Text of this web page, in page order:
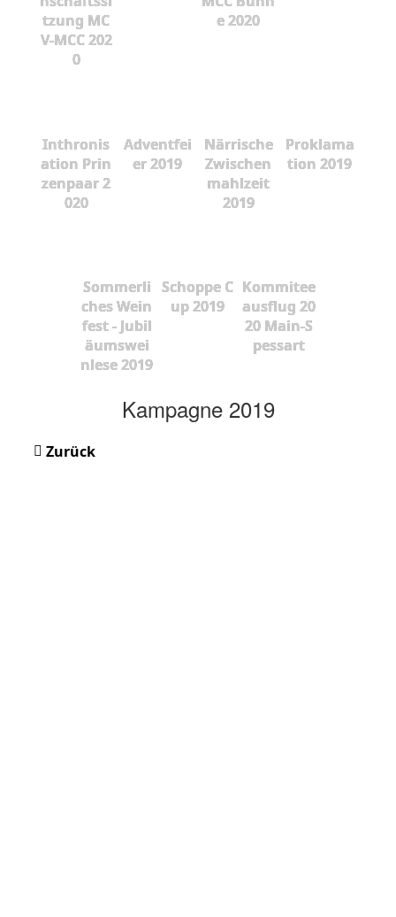
tzung MC
V-MCC 202
0
e 2020
Inthronis
ation Prin
zenpaar 2
020
Adventfei
er 2019
Närrische
Zwischen
mahlzeit
2019
Proklama
tion 2019
Sommerli
ches Wein
fest - Jubil
äumswei
nlese 2019
Schoppe C
up 2019
Kommitee
ausflug 20
20 Main-S
pessart
Kampagne 2019
Zurück